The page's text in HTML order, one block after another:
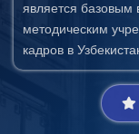
является
методическим
кадров в